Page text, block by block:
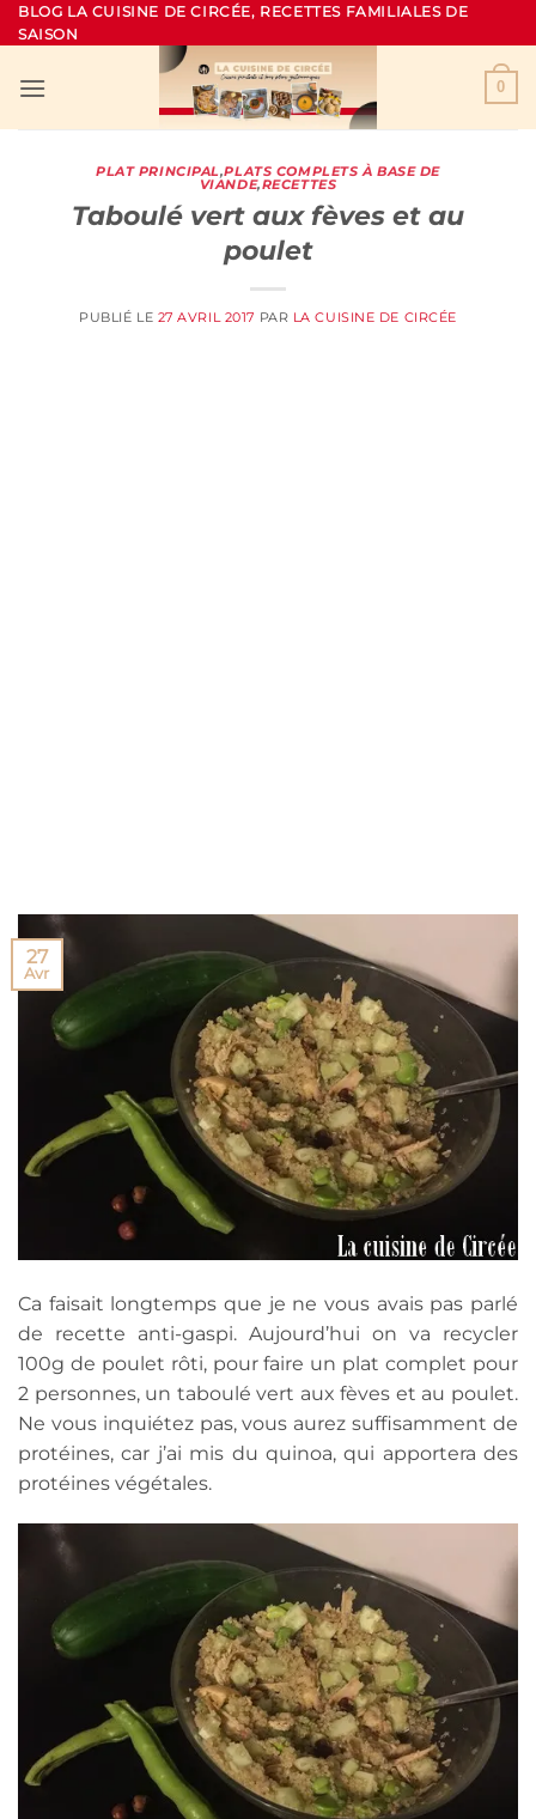
Passer
au
BLOG LA CUISINE DE CIRCÉE, RECETTES FAMILIALES DE
SAISON
0
PLAT PRINCIPAL,PLATS COMPLETS À BASE DE
VIANDE,RECETTES
Taboulé vert aux fèves et au
poulet
PUBLIÉ LE 27 AVRIL 2017 PAR LA CUISINE DE CIRCÉE
27
Avr
Ca faisait longtemps que je ne vous avais pas parlé
de recette anti-gaspi. Aujourd’hui on va recycler
100g de poulet rôti, pour faire un plat complet pour
2 personnes, un taboulé vert aux fèves et au poulet.
Ne vous inquiétez pas, vous aurez suffisamment de
protéines, car j’ai mis du quinoa, qui apportera des
protéines végétales.